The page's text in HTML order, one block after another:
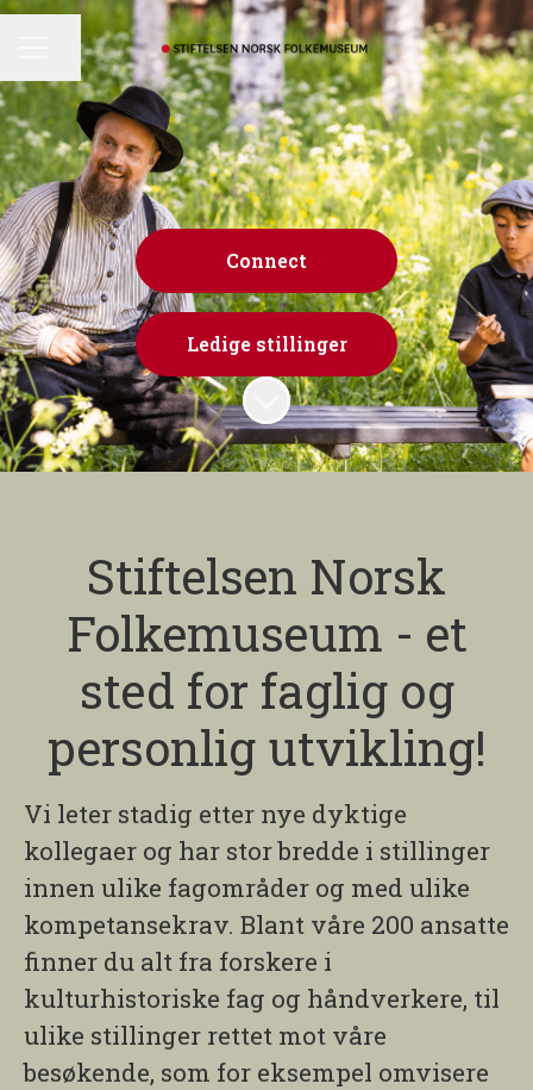
KARRIEREMENY
Del siden
Connect
Ledige stillinger
Bla til innholdet
Stiftelsen Norsk
Folkemuseum - et
sted for faglig og
personlig utvikling!
Vi leter stadig etter nye dyktige
kollegaer og har stor bredde i stillinger
innen ulike fagområder og med ulike
kompetansekrav. Blant våre 200 ansatte
finner du alt fra forskere i
kulturhistoriske fag og håndverkere, til
ulike stillinger rettet mot våre
besøkende, som for eksempel omvisere